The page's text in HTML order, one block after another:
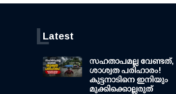
Latest
L
സഹതാപമല്ല വേണ്ടത്,
ശാശ്വത പരിഹാരം!
കുട്ടനാടിനെ ഇനിയും
മുക്കിക്കൊല്ലരുത്